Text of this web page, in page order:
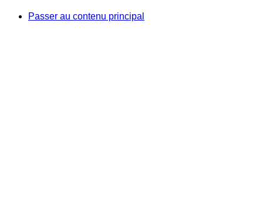
Passer au contenu principal